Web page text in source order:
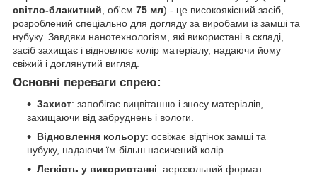
світло-блакитний, об'єм 75 мл) - це високоякісний засіб,
розроблений спеціально для догляду за виробами із замші та
нубуку. Завдяки нанотехнологіям, які використані в складі,
засіб захищає і відновлює колір матеріалу, надаючи йому
свіжий і доглянутий вигляд.
Основні переваги спрею:
Захист: запобігає вицвітанню і зносу матеріалів,
захищаючи від забруднень і вологи.
Відновлення кольору: освіжає відтінок замші та
нубуку, надаючи їм більш насичений колір.
Легкість у використанні: аерозольний формат